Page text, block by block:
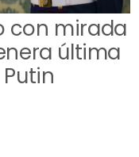
con mirada
última